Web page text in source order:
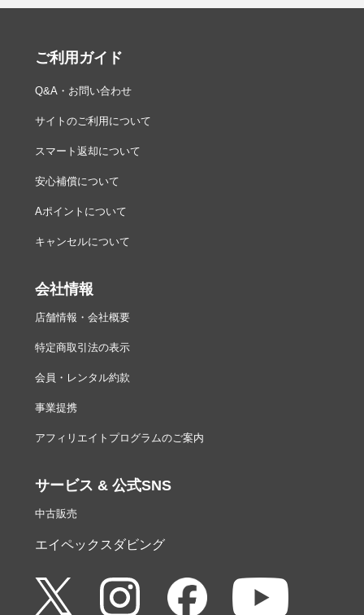
ご利用ガイド
Q&A・お問い合わせ
サイトのご利用について
スマート返却について
安心補償について
Aポイントについて
キャンセルについて
会社情報
店舗情報・会社概要
特定商取引法の表示
会員・レンタル約款
事業提携
アフィリエイトプログラムのご案内
サービス & 公式SNS
中古販売
エイペックスダビング